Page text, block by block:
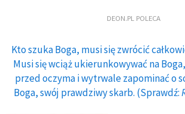
DEON.PL POLECA
Kto szuka Boga, musi się zwrócić
Musi się wciąż ukierunkowywać na
przed oczyma i wytrwale zapominać o
Boga, swój prawdziwy skarb. (Sprawdź: